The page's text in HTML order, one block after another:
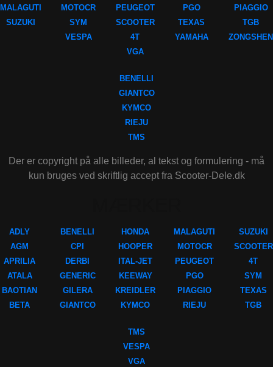
MALAGUTI
SUZUKI
MOTOCR
SYM
VESPA
PEUGEOT
SCOOTER
4T
VGA
PGO
TEXAS
YAMAHA
PIAGGIO
TGB
ZONGSHEN
BENELLI
GIANTCO
KYMCO
RIEJU
TMS
Der er copyright på alle billeder, al tekst og formulering - må
kun bruges ved skriftlig accept fra Scooter-Dele.dk
ADLY
AGM
APRILIA
ATALA
BAOTIAN
BETA
BENELLI
CPI
DERBI
GENERIC
GILERA
GIANTCO
HONDA
HOOPER
ITAL-JET
KEEWAY
KREIDLER
KYMCO
MALAGUTI
MOTOCR
PEUGEOT
PGO
PIAGGIO
RIEJU
SUZUKI
SCOOTER
4T
SYM
TEXAS
TGB
TMS
VESPA
VGA